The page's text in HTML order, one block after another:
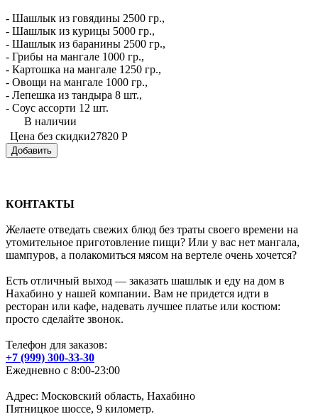
- Шашлык из говядины 2500 гр.,
- Шашлык из курицы 5000 гр.,
- Шашлык из баранины 2500 гр.,
- Грибы на мангале 1000 гр.,
- Картошка на мангале 1250 гр.,
- Овощи на мангале 1000 гр.,
- Лепешка из тандыра 8 шт.,
- Соус ассорти 12 шт.
В наличии
Цена без скидки27820 Р
Добавить
КОНТАКТЫ
Желаете отведать свежих блюд без траты своего времени на
утомительное приготовление пищи? Или у вас нет мангала,
шампуров, а полакомиться мясом на вертеле очень хочется?
Есть отличный выход — заказать шашлык и еду на дом в
Нахабино у нашей компании. Вам не придется идти в
ресторан или кафе, надевать лучшее платье или костюм:
просто сделайте звонок.
Телефон для заказов:
+7 (999) 300-33-30
Ежедневно с 8:00-23:00
Адрес: Московский область, Нахабино
Пятницкое шоссе, 9 километр.